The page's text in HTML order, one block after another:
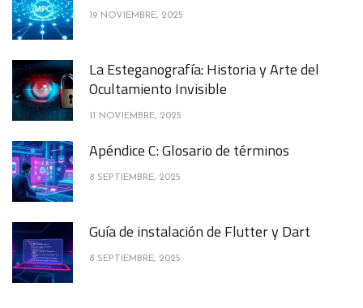
19 NOVIEMBRE, 2025
La Esteganografía: Historia y Arte del
Ocultamiento Invisible
11 NOVIEMBRE, 2025
Apéndice C: Glosario de términos
8 SEPTIEMBRE, 2025
Guía de instalación de Flutter y Dart
8 SEPTIEMBRE, 2025